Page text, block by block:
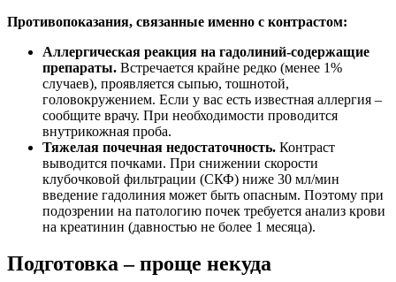
Противопоказания, связанные именно с контрастом:
Аллергическая реакция на гадолиний-содержащие
препараты. Встречается крайне редко (менее 1%
случаев), проявляется сыпью, тошнотой,
головокружением. Если у вас есть известная аллергия –
сообщите врачу. При необходимости проводится
внутрикожная проба.
Тяжелая почечная недостаточность. Контраст
выводится почками. При снижении скорости
клубочковой фильтрации (СКФ) ниже 30 мл/мин
введение гадолиния может быть опасным. Поэтому при
подозрении на патологию почек требуется анализ крови
на креатинин (давностью не более 1 месяца).
Подготовка – проще некуда